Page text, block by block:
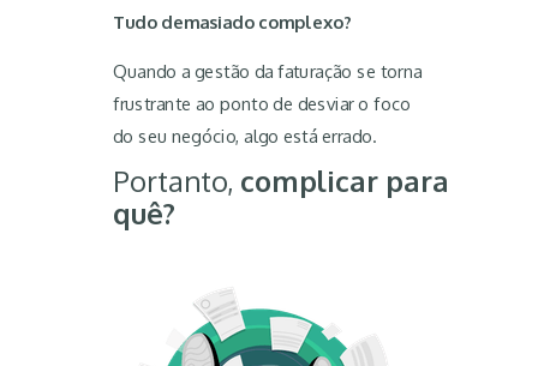
Tudo demasiado complexo?
Quando a gestão da faturação se torna
frustrante ao ponto de desviar o foco
do seu negócio, algo está errado.
Portanto, complicar para
quê?